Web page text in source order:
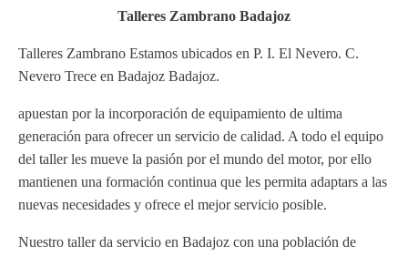
Talleres Zambrano Badajoz
Talleres Zambrano Estamos ubicados en P. I. El Nevero. C.
Nevero Trece en Badajoz Badajoz.
apuestan por la incorporación de equipamiento de ultima
generación para ofrecer un servicio de calidad. A todo el equipo
del taller les mueve la pasión por el mundo del motor, por ello
mantienen una formación continua que les permita adaptars a las
nuevas necesidades y ofrece el mejor servicio posible.
Nuestro taller da servicio en Badajoz con una población de